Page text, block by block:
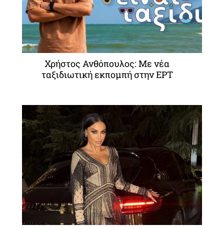
Χρήστος Ανθόπουλος: Με νέα
ταξιδιωτική εκπομπή στην ΕΡΤ